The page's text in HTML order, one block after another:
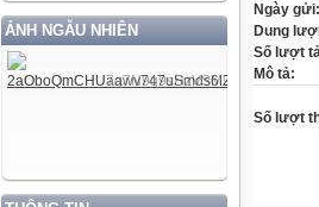
ẢNH NGẪU NHIÊN
Ngày gửi:
Dung
Số lượt
Mô tả:
Số lượt